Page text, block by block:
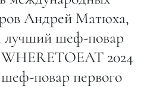
Андрей Матюха,
шеф-повар
2024
повар первого